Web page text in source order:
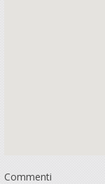
Commenti